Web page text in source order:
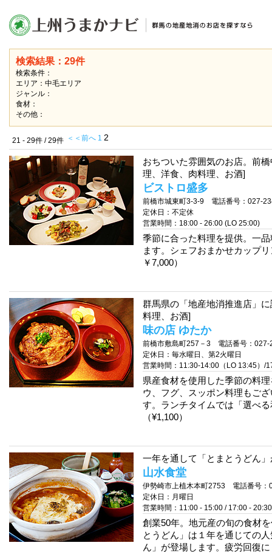
検索結果：29件
検索条件：
エリア：中毛エリア
ジャンル：
食材：
その他：
21 - 29件 / 29件 ＜＜前へ 1 2
おちついた雰囲気のお店。前
理、洋食、肉料理、お酒]
ビストロ盛多
前橋市城東町3-3-9 電話番号：027-
定休日：不定休
営業時間：18:00 - 26:00 (LO 25:00)
季節に合った料理を提供。一
ます。シェフおまかせカップ
￥7,000）
群馬県の「地産地消推進店」
料理、お酒]
味の店 ゆたか
前橋市敷島町257－3 電話番号：027-
定休日：毎水曜日、第2火曜日
営業時間：11:30-14:00（LO 13:45）/
県産食材を使用した季節の料
ウ、フグ、スッポン料理もご
す。ランチタイムでは「選べ
（¥1,100）
一年を通して「とまとうどん
山水食堂
伊勢崎市上植木本町2753 電話番号：
定休日：月曜日
営業時間：11:00 - 15:00 / 17:00 - 20:30
創業50年。地元産の旬の食材
とうどん」は１年を通じての
ん」が登場します。疲労回復